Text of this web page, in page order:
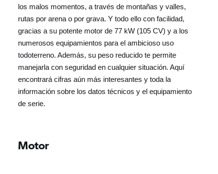
los malos momentos, a través de montañas y valles,
rutas por arena o por grava. Y todo ello con facilidad,
gracias a su potente motor de 77 kW (105 CV) y a los
numerosos equipamientos para el ambicioso uso
todoterreno. Además, su peso reducido te permite
manejarla con seguridad en cualquier situación. Aquí
encontrará cifras aún más interesantes y toda la
información sobre los datos técnicos y el equipamiento
de serie.
Motor